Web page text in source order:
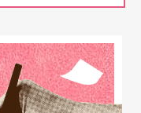
本上已不会再出
力的同时，穷则
好最受欢迎的节